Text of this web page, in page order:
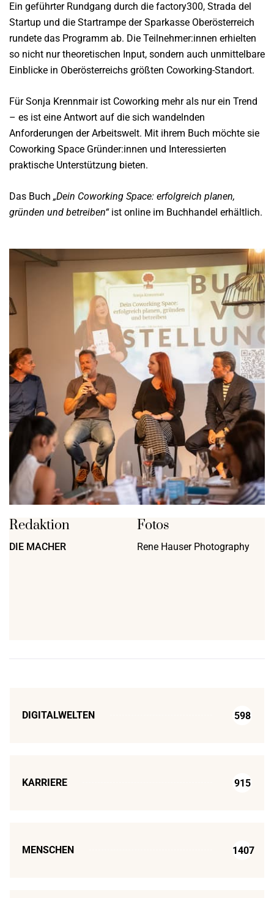
Ein geführter Rundgang durch die factory300, Strada del
Startup und die Startrampe der Sparkasse Oberösterreich
rundete das Programm ab. Die Teilnehmer:innen erhielten
so nicht nur theoretischen Input, sondern auch unmittelbare
Einblicke in Oberösterreichs größten Coworking-Standort.
Für Sonja Krennmair ist Coworking mehr als nur ein Trend
– es ist eine Antwort auf die sich wandelnden
Anforderungen der Arbeitswelt. Mit ihrem Buch möchte sie
Coworking Space Gründer:innen und Interessierten
praktische Unterstützung bieten.
Das Buch „Dein Coworking Space: erfolgreich planen,
gründen und betreiben“ist online im Buchhandel erhältlich.
Redaktion
DIE MACHER
Fotos
Rene Hauser Photography
DIGITALWELTEN 598
KARRIERE 915
MENSCHEN 1407